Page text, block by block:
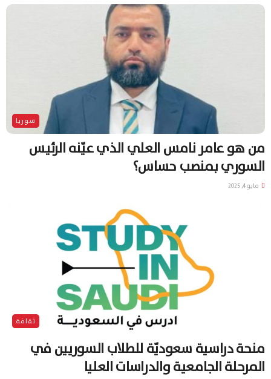
سوريا
من هو عامر نامس العلي الذي عيّنه الرئيس
السوري بمنصب حساس؟
مايو 4, 2025
ثقافة
منحة دراسية سعوديّة للطلاب السوريين في
المرحلة الجامعية والدراسات العليا